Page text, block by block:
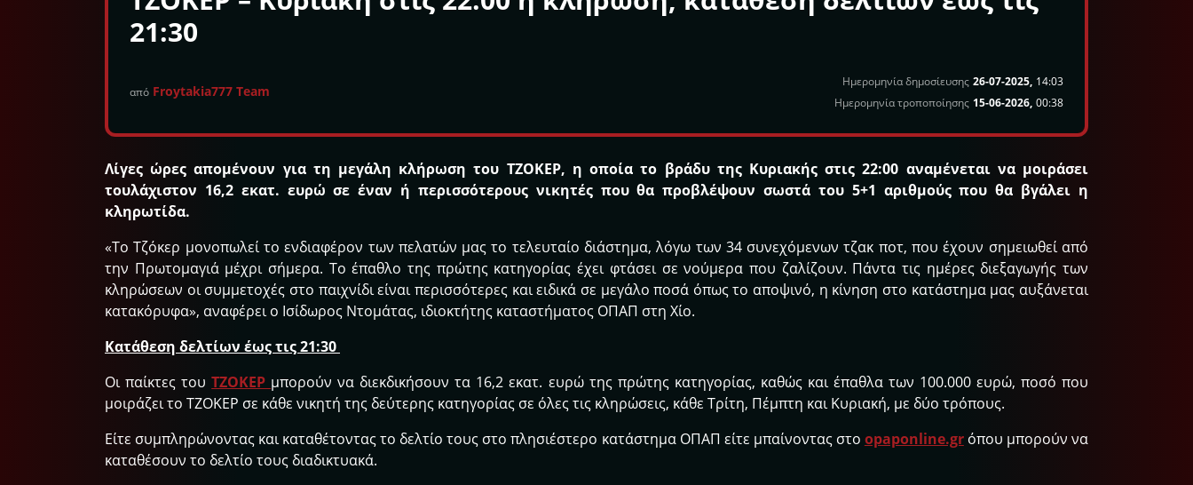
21:30
από Froytakia777 Team
Ημερομηνία δημοσίευσης 26-07-2025, 14:03
Ημερομηνία τροποποίησης 15-06-2026, 00:38
Λίγες ώρες απομένουν για τη μεγάλη κλήρωση του ΤΖΟΚΕΡ, η οποία το βράδυ της Κυριακής στις 22:00 αναμένεται να μοιράσει
τουλάχιστον 16,2 εκατ. ευρώ σε έναν ή περισσότερους νικητές που θα προβλέψουν σωστά του 5+1 αριθμούς που θα βγάλει η
κληρωτίδα.
«Το Τζόκερ μονοπωλεί το ενδιαφέρον των πελατών μας το τελευταίο διάστημα, λόγω των 34 συνεχόμενων τζακ ποτ, που έχουν σημειωθεί από
την Πρωτομαγιά μέχρι σήμερα. Το έπαθλο της πρώτης κατηγορίας έχει φτάσει σε νούμερα που ζαλίζουν. Πάντα τις ημέρες διεξαγωγής των
κληρώσεων οι συμμετοχές στο παιχνίδι είναι περισσότερες και ειδικά σε μεγάλο ποσά όπως το αποψινό, η κίνηση στο κατάστημα μας αυξάνεται
κατακόρυφα», αναφέρει ο Ισίδωρος Ντομάτας, ιδιοκτήτης καταστήματος ΟΠΑΠ στη Χίο.
Κατάθεση δελτίων έως τις 21:30
Οι παίκτες τουΤΖΟΚΕΡ μπορούν να διεκδικήσουν τα 16,2 εκατ. ευρώ της πρώτης κατηγορίας, καθώς και έπαθλα των 100.000 ευρώ, ποσό που
μοιράζει το ΤΖΟΚΕΡ σε κάθε νικητή της δεύτερης κατηγορίας σε όλες τις κληρώσεις, κάθε Τρίτη, Πέμπτη και Κυριακή, με δύο τρόπους.
Είτε συμπληρώνοντας και καταθέτοντας το δελτίο τους στο πλησιέστερο κατάστημα ΟΠΑΠ είτε μπαίνοντας στο opaponline.grόπου μπορούν να
καταθέσουν το δελτίο τους διαδικτυακά.